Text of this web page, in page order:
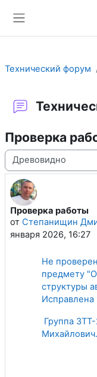
Технический форум
Проверка
Режим отображения
Проверка работы
от Степанищин
января 2026, 16:27
Количество ответов:
Не
предмету
структуры
Исправлена
Группа
Михайлович.